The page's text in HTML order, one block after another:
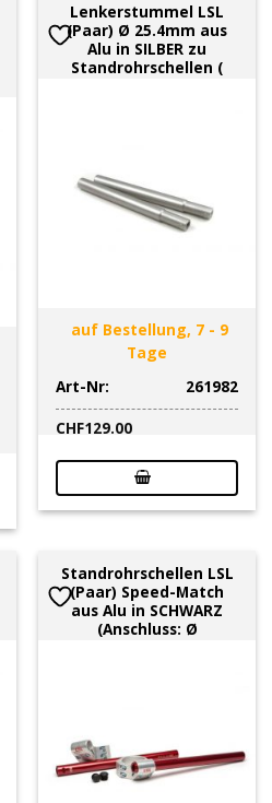
Lenkerstummel LSL
(Paar) Ø 25.4mm aus
Alu in SILBER zu
Standrohrschellen (
auf Bestellung, 7 - 9
Tage
Art-Nr:
261982
CHF129.00
Standrohrschellen LSL
(Paar) Speed-Match
aus Alu in SCHWARZ
(Anschluss: Ø